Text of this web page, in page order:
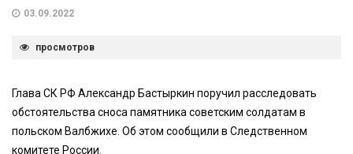
03.09.2022
просмотров
Глава СК РФ Александр Бастыркин поручил расследовать
обстоятельства сноса памятника советским солдатам в
польском Валбжихе. Об этом сообщили в Следственном
комитете России.